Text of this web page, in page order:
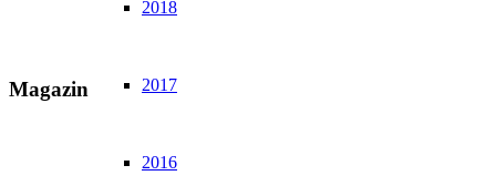
2018
2017
2016
Magazin